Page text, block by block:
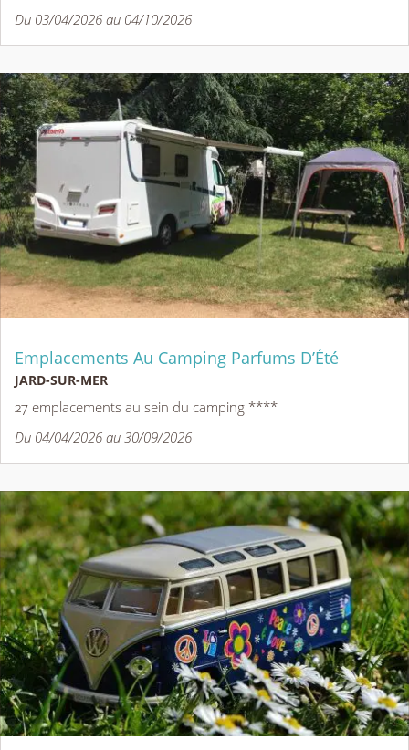
Du 03/04/2026 au 04/10/2026
Emplacements Au Camping Parfums D’Été
JARD-SUR-MER
27 emplacements au sein du camping ****
Du 04/04/2026 au 30/09/2026